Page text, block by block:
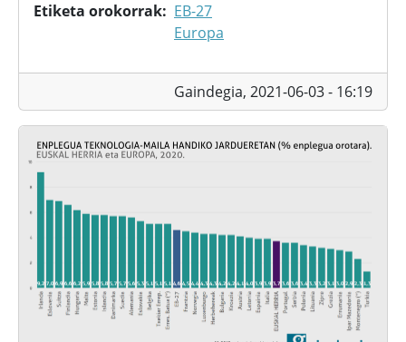
Etiketa orokorrak
EB-27
Europa
Gaindegia, 2021-06-03 - 16:19